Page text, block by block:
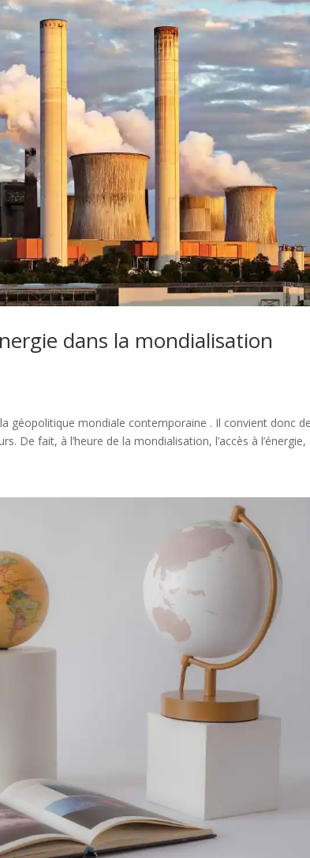
dans la mondialisation
géopolitique mondiale contemporaine . Il convient donc
De fait, à l’heure de la mondialisation, l’accès à l’énergie,